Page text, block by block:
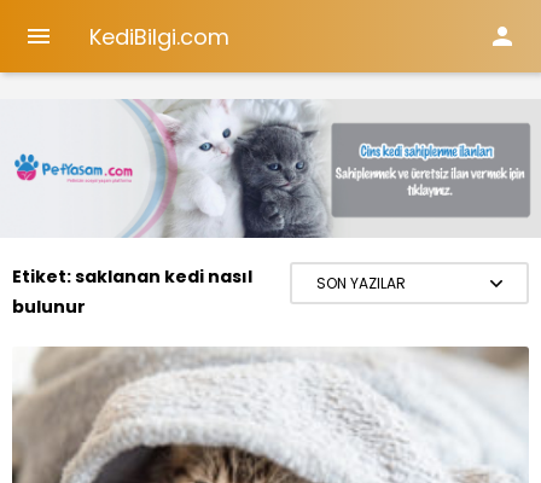
 KediBilgi.com 
Etiket:saklanan kedi nasıl
bulunur